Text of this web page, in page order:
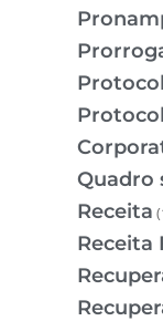
Quadro
Receita
Receita